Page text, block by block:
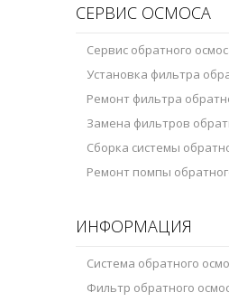
СЕРВИС ОСМОСА
Сервис обратного
Установка фильтра
Ремонт фильтра
Замена фильтров
Сборка системы
Ремонт помпы
ИНФОРМАЦИЯ
Система обратного
Фильтр обратного